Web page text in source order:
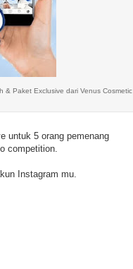
Paket Exclusive dari Venus Cosmetic
untuk 5 orang pemenang
competition.
Instagram mu.